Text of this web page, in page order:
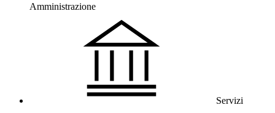
Amministrazione
Servizi